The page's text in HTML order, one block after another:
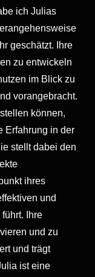
ich Julias
geschätzt. Ihre
zu entwickeln
im Blick zu
vorangebracht.
können,
Erfahrung in der
stellt dabei den
ihres
und
Ihre
und zu
und trägt
ist eine